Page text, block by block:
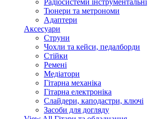
Радіосистеми інструментальні
Тюнери та метрономи
Адаптери
Аксесуари
Струни
Чохли та кейси, педалборди
Стійки
Ремені
Медіатори
Гітарна механіка
Гітарна електроніка
Слайдери, каподастри, ключі
Засоби для догляду